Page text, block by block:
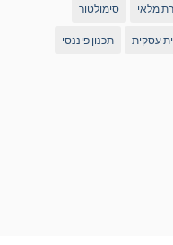
מלאי סימולטור
עסקית תכנון פיננסי